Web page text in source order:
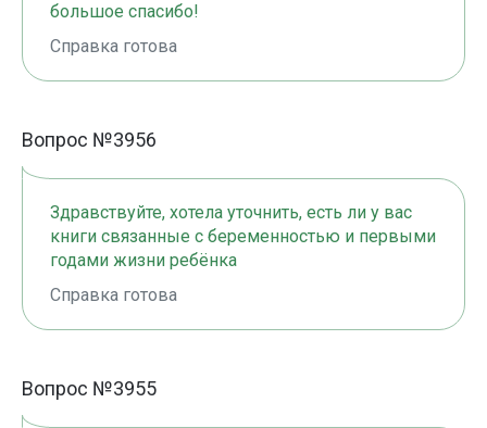
большое спасибо!
Справка готова
Вопрос №3956
Здравствуйте, хотела уточнить, есть ли у вас
книги связанные с беременностью и первыми
годами жизни ребёнка
Справка готова
Вопрос №3955